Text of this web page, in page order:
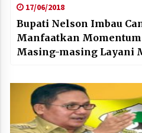
17/06/2018
Bupati Nelson Imbau
Manfaatkan
Masing-masing Layani